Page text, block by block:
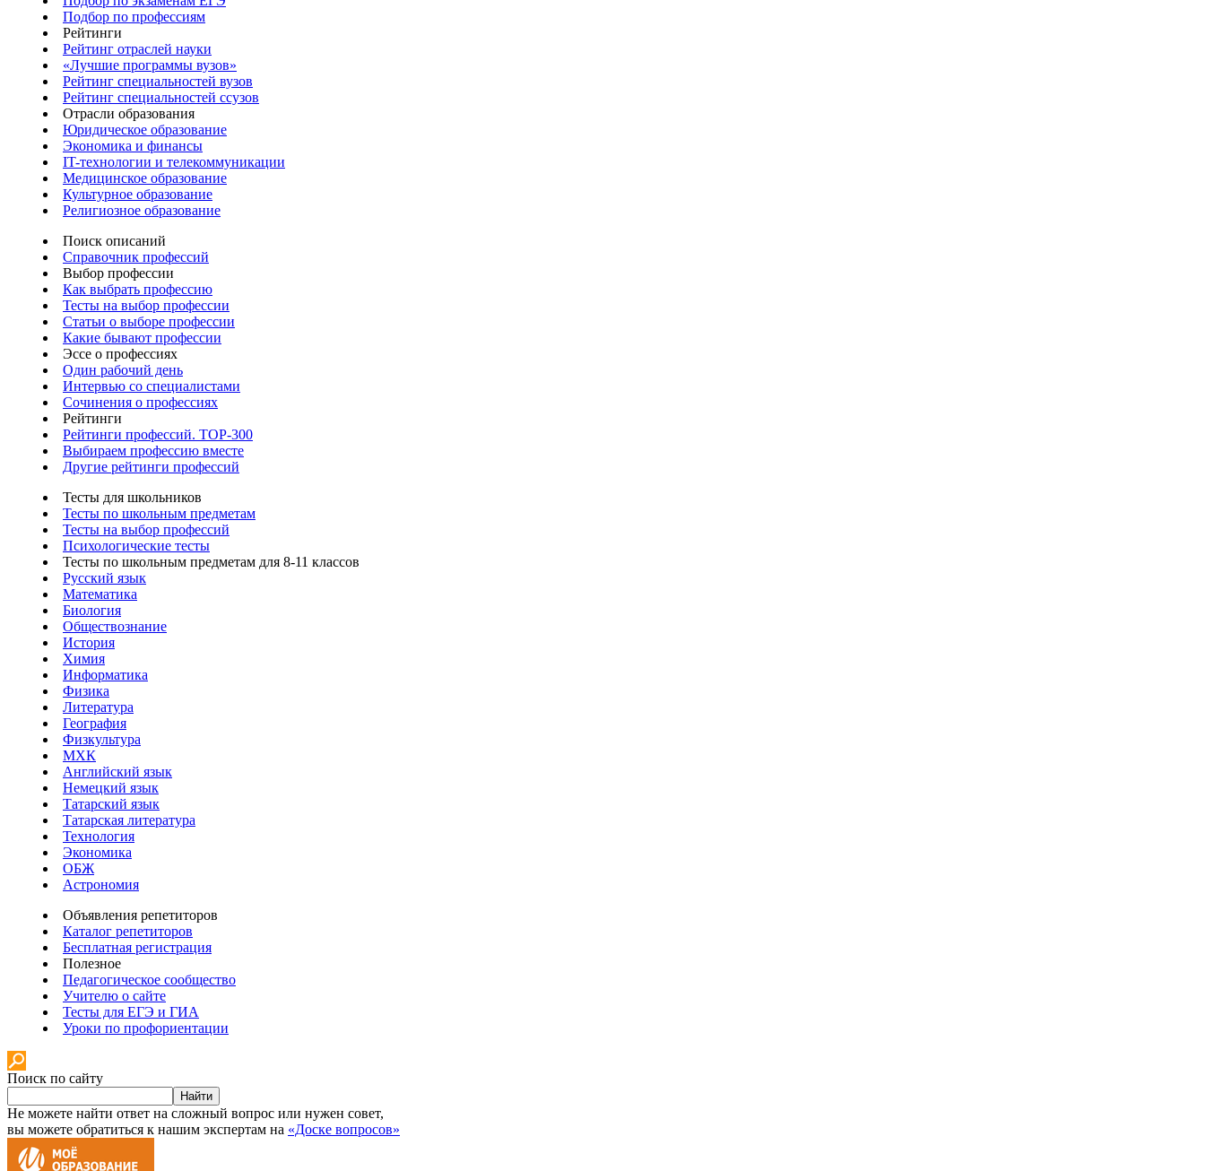
Подбор по профессиям
Рейтинги
Рейтинг отраслей науки
«Лучшие программы вузов»
Рейтинг специальностей вузов
Рейтинг специальностей ссузов
Отрасли образования
Юридическое образование
Экономика и финансы
IT-технологии и телекоммуникации
Медицинское образование
Культурное образование
Религиозное образование
Поиск описаний
Справочник профессий
Выбор профессии
Как выбрать профессию
Тесты на выбор профессии
Статьи о выборе профессии
Какие бывают профессии
Эссе о профессиях
Один рабочий день
Интервью со специалистами
Сочинения о профессиях
Рейтинги
Рейтинги профессий. TOP-300
Выбираем профессию вместе
Другие рейтинги профессий
Тесты для школьников
Тесты по школьным предметам
Тесты на выбор профессий
Психологические тесты
Тесты по школьным предметам для 8-11 классов
Русский язык
Математика
Биология
Обществознание
История
Химия
Информатика
Физика
Литература
География
Физкультура
МХК
Английский язык
Немецкий язык
Татарский язык
Татарская литература
Технология
Экономика
ОБЖ
Астрономия
Объявления репетиторов
Каталог репетиторов
Бесплатная регистрация
Полезное
Педагогическое сообщество
Учителю о сайте
Тесты для ЕГЭ и ГИА
Уроки по профориентации
Поиск по сайту
Найти
Не можете найти ответ на сложный вопрос или нужен совет,
вы можете обратиться к нашим экспертам на «Доске вопросов»